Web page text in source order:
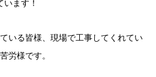
ます！
いる皆様、現場で工事してくれてい
労様です。